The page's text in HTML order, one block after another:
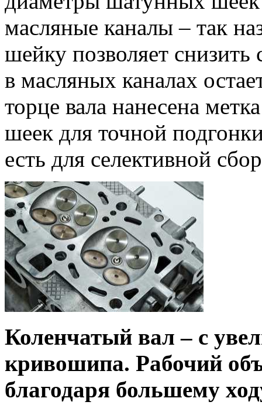
масляные каналы – так
шейку позволяет снизить
в масляных каналах
торце вала нанесена
шеек для точной
есть для селективной
Коленчатый вал – с
кривошипа. Рабочий
благодаря большему